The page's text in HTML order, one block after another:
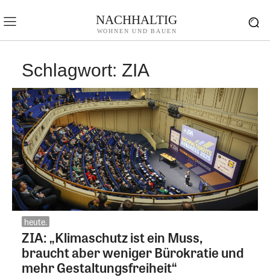
NACHHALTIG
WOHNEN UND BAUEN
Schlagwort: ZIA
heute.
ZIA: „Klimaschutz ist ein Muss,
braucht aber weniger Bürokratie und
mehr Gestaltungsfreiheit“